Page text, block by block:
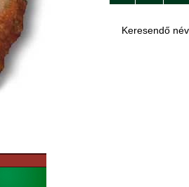
Keresendő